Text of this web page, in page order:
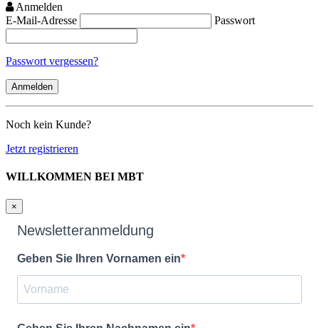
Anmelden
E-Mail-Adresse
Passwort
Passwort vergessen?
Noch kein Kunde?
Jetzt registrieren
WILLKOMMEN BEI MBT
×
Newsletteranmeldung
Geben Sie Ihren Vornamen ein